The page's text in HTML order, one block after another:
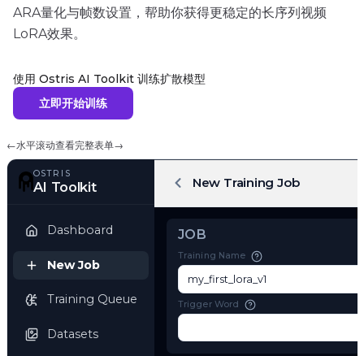
ARA量化与帧数设置，帮助你获得更稳定的长序列视频
LoRA效果。
使用 Ostris AI Toolkit 训练扩散模型
立即开始训练
←水平滚动查看完整表单→
OSTRIS
AI Toolkit
New Job
JOB
Training Name